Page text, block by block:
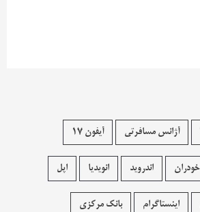
آژانس مسافرتی آیفون 17
خودران اندروید انویدیا اپل
اینستاگرام بانک مرکزی